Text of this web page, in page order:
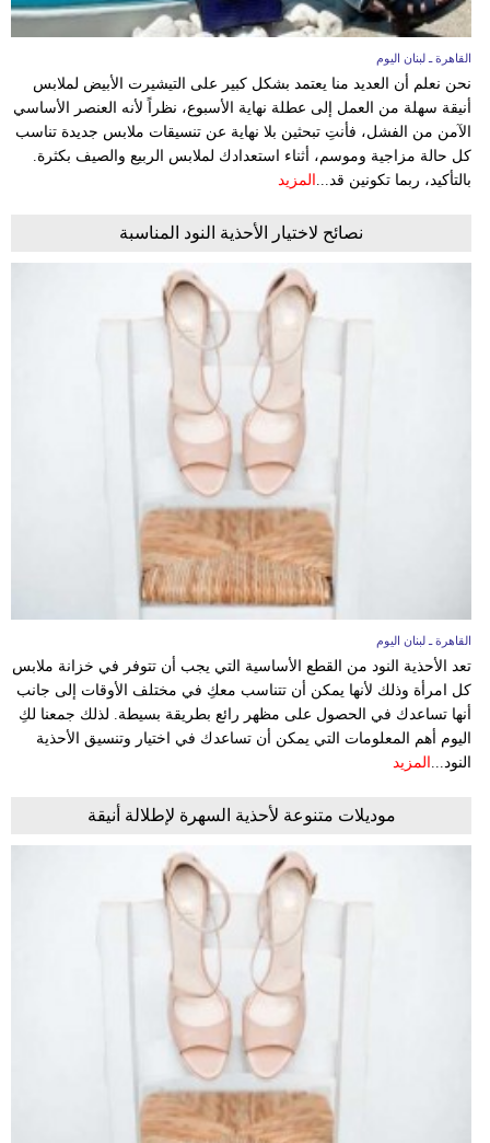
القاهرة ـ لبنان اليوم
نحن نعلم أن العديد منا يعتمد بشكل كبير على التيشيرت الأبيض لملابس
أنيقة سهلة من العمل إلى عطلة نهاية الأسبوع، نظراً لأنه العنصر الأساسي
الآمن من الفشل، فأنتِ تبحثين بلا نهاية عن تنسيقات ملابس جديدة تناسب
كل حالة مزاجية وموسم، أثناء استعدادك لملابس الربيع والصيف بكثرة.
بالتأكيد، ربما تكونين قد...
المزيد
نصائح لاختيار الأحذية النود المناسبة
القاهرة ـ لبنان اليوم
تعد الأحذية النود من القطع الأساسية التي يجب أن تتوفر في خزانة ملابس
كل امرأة وذلك لأنها يمكن أن تتناسب معكِ في مختلف الأوقات إلى جانب
أنها تساعدك في الحصول على مظهر رائع بطريقة بسيطة. لذلك جمعنا لكِ
اليوم أهم المعلومات التي يمكن أن تساعدك في اختيار وتنسيق الأحذية
النود... المزيد
موديلات متنوعة لأحذية السهرة لإطلالة أنيقة